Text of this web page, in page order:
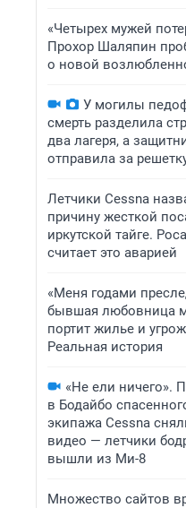
«Четырех мужей
Прохор Шаляпин
о новой
У могилы
смерть разделила
два лагеря, а
отправила за
Летчики Cessna
причину жесткой
иркутской тайге.
считает это аварией
«Меня годами
бывшая любовница
портит жилье и
Реальная история
«Не ели ничего».
в Бодайбо
экипажа Cessna
видео — летчики
вышли из Ми-8
Множество сайтов